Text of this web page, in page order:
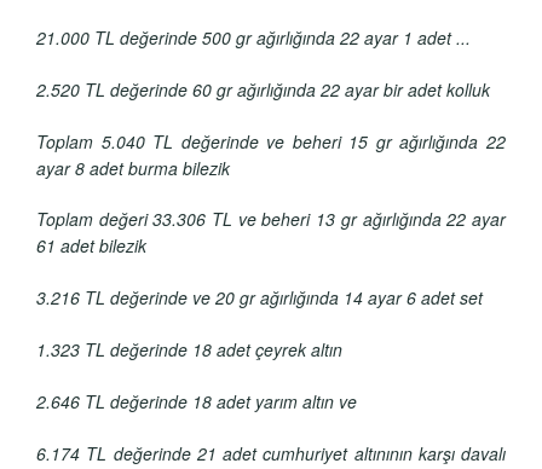
21.000 TL değerinde 500 gr ağırlığında 22 ayar 1 adet ...
2.520 TL değerinde 60 gr ağırlığında 22 ayar bir adet kolluk
Toplam 5.040 TL değerinde ve beheri 15 gr ağırlığında 22
ayar 8 adet burma bilezik
Toplam değeri 33.306 TL ve beheri 13 gr ağırlığında 22 ayar
61 adet bilezik
3.216 TL değerinde ve 20 gr ağırlığında 14 ayar 6 adet set
1.323 TL değerinde 18 adet çeyrek altın
2.646 TL değerinde 18 adet yarım altın ve
6.174 TL değerinde 21 adet cumhuriyet altınının karşı davalı